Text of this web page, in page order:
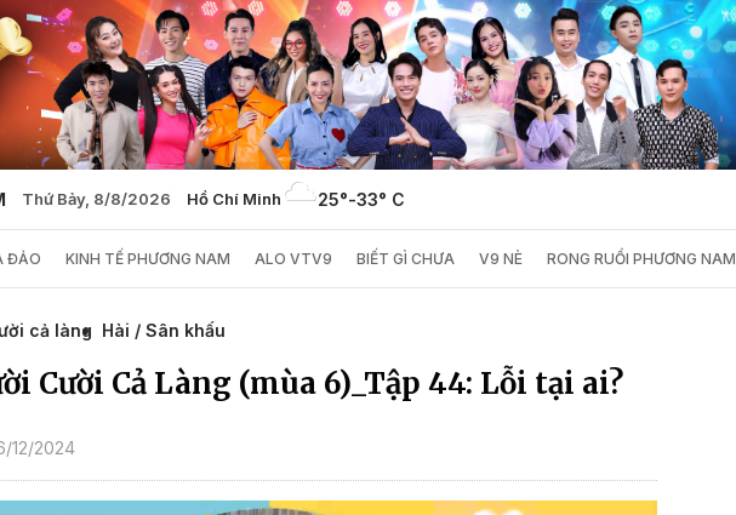
Thứ Bảy, 8/8/2026 Hồ Chí Minh 25°-33° C
ĐẢO KINH TẾ PHƯƠNG NAM ALO VTV9 BIẾT GÌ CHƯA V9 NÈ RONG RUỔI PHƯƠNG NAM
cả làng Hài / Sân khấu
Cười Cả Làng (mùa 6)_Tập 44: Lỗi tại ai?
12/2024